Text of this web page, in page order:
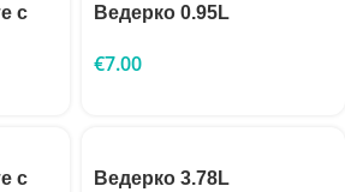
с
Ведерко 0.95L
€7.00
с
Ведерко 3.78L